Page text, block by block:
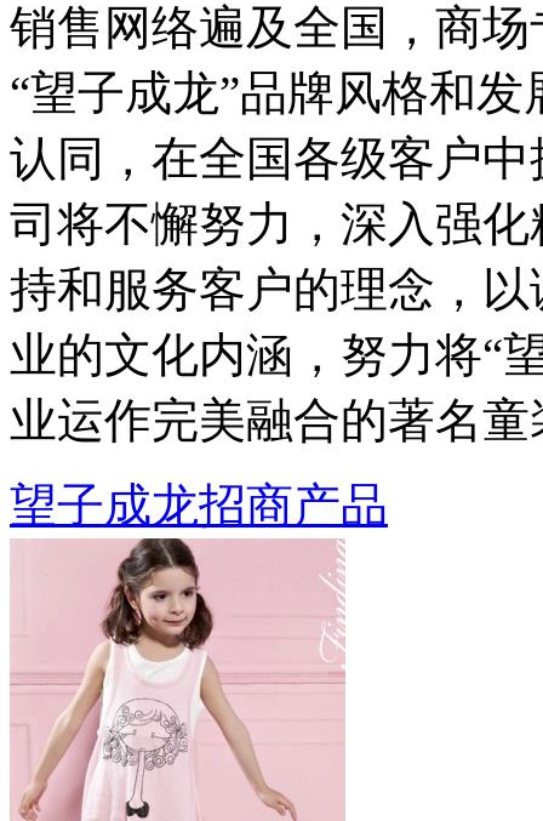
销售网络遍及全国，商
“望子成龙”品牌风格和
认同，在全国各级客户
司将不懈努力，深入强
持和服务客户的理念，
业的文化内涵，努力将“
业运作完美融合的著名
望子成龙招商产品